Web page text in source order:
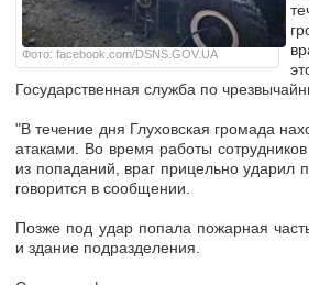
Фото: facebook.com/DSNS.GOV.UA
Государственная служба по
"В течение дня Глуховская громада
атаками. Во время работы
из попаданий, враг прицельно
говорится в сообщении.
Позже под удар попала пожарная
и здание подразделения.